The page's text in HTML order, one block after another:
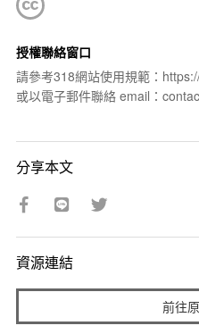
授權聯絡窗口
請參考318網站使用規範：
或以電子郵件聯絡 email：
分享本文
資源連結
前往